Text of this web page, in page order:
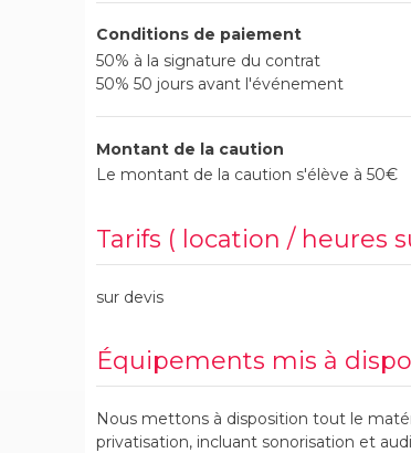
Conditions de paiement
50% à la signature du contrat
50% 50 jours avant l'événement
Montant de la caution
Le montant de la caution s'élève à 50€
Tarifs ( location / heures
sur devis
Équipements mis à
Nous mettons à disposition tout le
privatisation, incluant sonorisation et